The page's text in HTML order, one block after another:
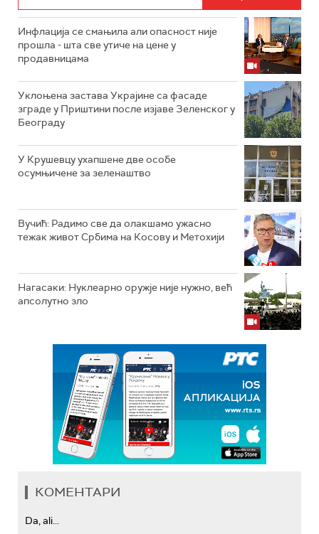
Инфлација се смањила али опасност није
прошла - шта све утиче на цене у
продавницама
Уклоњена застава Украјине са фасаде
зграде у Приштини после изјаве Зеленског у
Београду
У Крушевцу ухапшене две особе
осумњичене за зеленаштво
Вучић: Радимо све да олакшамо ужасно
тежак живот Србима на Косову и Метохији
Нагасаки: Нуклеарно оружје није нужно, већ
апсолутно зло
КОМЕНТАРИ
Da, ali...